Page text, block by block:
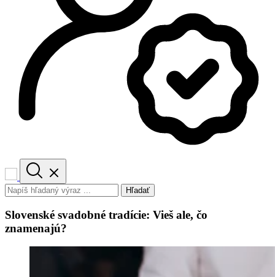
Hľadať
Slovenské svadobné tradície: Vieš ale, čo
znamenajú?